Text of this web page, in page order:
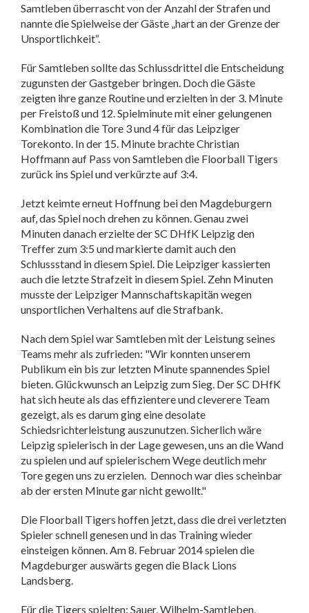
Samtleben überrascht von der Anzahl der Strafen und
nannte die Spielweise der Gäste „hart an der Grenze der
Unsportlichkeit“.
Für Samtleben sollte das Schlussdrittel die Entscheidung
zugunsten der Gastgeber bringen. Doch die Gäste
zeigten ihre ganze Routine und erzielten in der 3. Minute
per Freistoß und 12. Spielminute mit einer gelungenen
Kombination die Tore 3 und 4 für das Leipziger
Torekonto. In der 15. Minute brachte Christian
Hoffmann auf Pass von Samtleben die Floorball Tigers
zurück ins Spiel und verkürzte auf 3:4.
Jetzt keimte erneut Hoffnung bei den Magdeburgern
auf, das Spiel noch drehen zu können. Genau zwei
Minuten danach erzielte der SC DHfK Leipzig den
Treffer zum 3:5 und markierte damit auch den
Schlussstand in diesem Spiel. Die Leipziger kassierten
auch die letzte Strafzeit in diesem Spiel. Zehn Minuten
musste der Leipziger Mannschaftskapitän wegen
unsportlichen Verhaltens auf die Strafbank.
Nach dem Spiel war Samtleben mit der Leistung seines
Teams mehr als zufrieden: "Wir konnten unserem
Publikum ein bis zur letzten Minute spannendes Spiel
bieten. Glückwunsch an Leipzig zum Sieg. Der SC DHfK
hat sich heute als das effizientere und cleverere Team
gezeigt, als es darum ging eine desolate
Schiedsrichterleistung auszunutzen. Sicherlich wäre
Leipzig spielerisch in der Lage gewesen, uns an die Wand
zu spielen und auf spielerischem Wege deutlich mehr
Tore gegen uns zu erzielen. Dennoch war dies scheinbar
ab der ersten Minute gar nicht gewollt."
Die Floorball Tigers hoffen jetzt, dass die drei verletzten
Spieler schnell genesen und in das Training wieder
einsteigen können. Am 8. Februar 2014 spielen die
Magdeburger auswärts gegen die Black Lions
Landsberg.
Für die Tigers spielten: Sauer, Wilhelm-Samtleben,